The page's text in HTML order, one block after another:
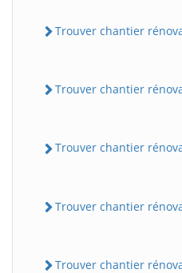
Trouver chantier
Trouver chantier
Trouver chantier
Trouver chantier
Trouver chantier